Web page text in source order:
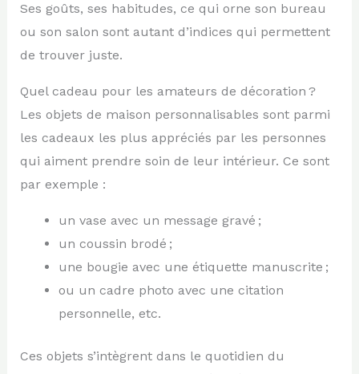
Ses goûts, ses habitudes, ce qui orne son bureau
ou son salon sont autant d’indices qui permettent
de trouver juste.
Quel cadeau pour les amateurs de décoration ?
Les objets de maison personnalisables sont parmi
les cadeaux les plus appréciés par les personnes
qui aiment prendre soin de leur intérieur. Ce sont
par exemple :
un vase avec un message gravé ;
un coussin brodé ;
une bougie avec une étiquette manuscrite ;
ou un cadre photo avec une citation
personnelle, etc.
Ces objets s’intègrent dans le quotidien du